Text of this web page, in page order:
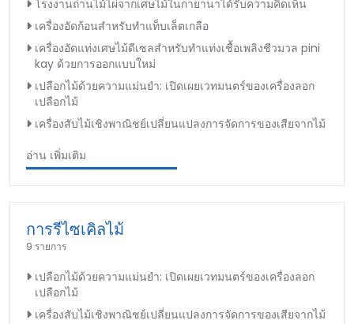
โรงงานถ่านไม้ไผ่จากเศษไม้ในกายานาได้รับความคิดเห็น
เครื่องอัดก้อนสำหรับทำแท็บเล็ตเกลือ
เครื่องอัดแท่งเศษไม้ดีเซลสำหรับทำแท่งเชื้อเพลิงชีวมวล pini
kay ด้วยการออกแบบใหม่
เปลือกไม้ด้วยความแม่นยำ: เปิดเผยเวทมนตร์ของเครื่องลอก
เปลือกไม้
เครื่องสับไม้เชิงพาณิชย์เปลี่ยนแปลงการจัดการของเสียจากไม้
อ่าน เพิ่มเติม
การรีไซเคิลไม้
9 รายการ
เปลือกไม้ด้วยความแม่นยำ: เปิดเผยเวทมนตร์ของเครื่องลอก
เปลือกไม้
เครื่องสับไม้เชิงพาณิชย์เปลี่ยนแปลงการจัดการของเสียจากไม้